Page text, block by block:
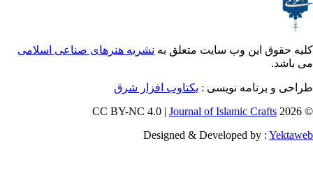
این وب سایت متعلق بهنشریه هنرهای صناعی اسلامی
نویسی : یکتاوب افزار شرق
Journal of Islamic
Designed & Developed by :